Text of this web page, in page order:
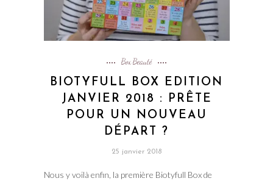
Box Beauté
BIOTYFULL BOX EDITION
JANVIER 2018 : PRÊTE
POUR UN NOUVEAU
DÉPART ?
25 janvier 2018
Nous y voilà enfin, la première Biotyfull Box de